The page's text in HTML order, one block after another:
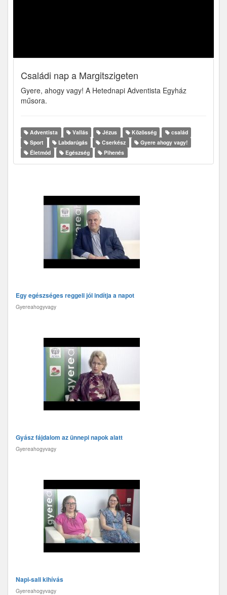
Családi nap a Margitszigeten
Gyere, ahogy vagy! A Hetednapi Adventista Egyház
műsora.
Adventista Vallás Jézus Közösség
család
Sport
Labdarúgás Cserkész
Gyere ahogy vagy!
Életmód
Egészség Pihenés
Egy egészséges reggeli jól indítja a napot
Gyereahogyvagy
Gyász fájdalom az ünnepi napok alatt
Gyereahogyvagy
Napi-sali kihívás
Gyereahogyvagy